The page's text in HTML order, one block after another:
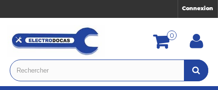
Connexion
0